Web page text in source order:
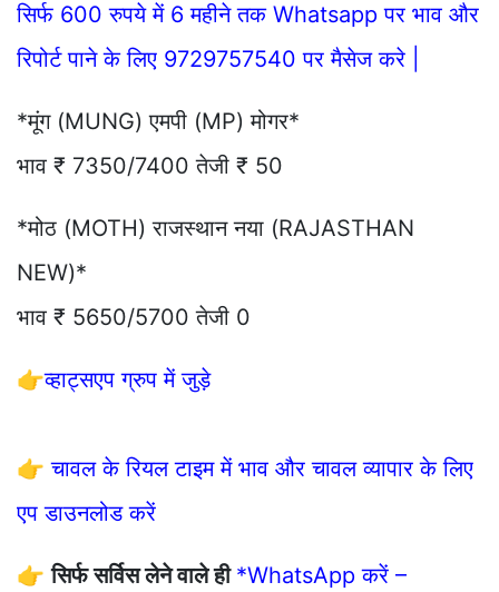
सिर्फ 600 रुपये में 6 महीने तक Whatsapp पर भाव और
रिपोर्ट पाने के लिए 9729757540 पर मैसेज करे |
*मूंग (MUNG) एमपी (MP) मोगर*
भाव ₹ 7350/7400 तेजी ₹ 50
*मोठ (MOTH) राजस्थान नया (RAJASTHAN
NEW)*
भाव ₹ 5650/5700 तेजी 0
👉व्हाट्सएप ग्रुप में जुड़े
👉चावल के रियल टाइम में भाव और चावल व्यापार के लिए
एप डाउनलोड करें
👉सिर्फ सर्विस लेने वाले ही *WhatsApp करें –